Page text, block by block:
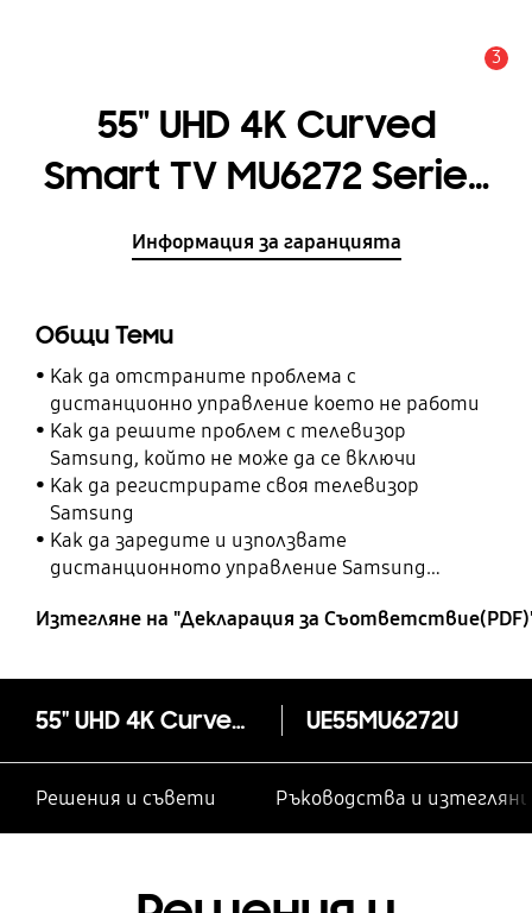
3
55" UHD 4K Curved
Smart TV MU6272 Series
6
Информация за гаранцията
Общи Теми
Как да отстраните проблема с
дистанционно управление което не работи
Как да решите проблем с телевизор
Samsung, който не може да се включи
Как да регистрирате своя телевизор
Samsung
Как да заредите и използвате
дистанционното управление Samsung
Изтегляне на "Декларация за
55" UHD 4K Curved Smart TV MU6272 Series 6 UE55MU6272U
Решения и съвети Ръководства и